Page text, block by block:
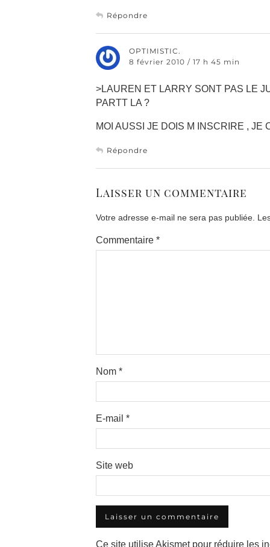
Répondre
OPTIMISTIC.
8 février 2010 / 17 h 45 min
>LAUREN ET LARRY SONT PAS LE
PARTT LA ?
MOI AUSSI JE DOIS M INSCRIRE ,
Répondre
Laisser un commentaire
Votre adresse e-mail ne sera pas publiée.
Commentaire *
Nom *
E-mail *
Site web
Ce site utilise Akismet pour réduire les